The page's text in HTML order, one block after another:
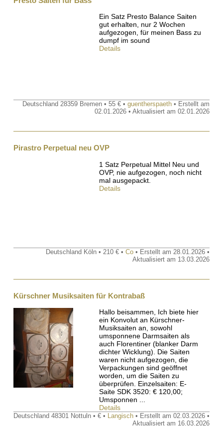
Ein Satz Presto Balance Saiten
gut erhalten, nur 2 Wochen
aufgezogen, für meinen Bass zu
dumpf im sound
Details
Deutschland 28359 Bremen • 55 € • guentherspaeth • Erstellt am
02.01.2026 • Aktualisiert am 02.01.2026
Pirastro Perpetual neu OVP
1 Satz Perpetual Mittel Neu und
OVP, nie aufgezogen, noch nicht
mal ausgepackt.
Details
Deutschland Köln • 210 € • Co • Erstellt am 28.01.2026 •
Aktualisiert am 13.03.2026
Kürschner Musiksaiten für Kontrabaß
Hallo beisammen, Ich biete hier
ein Konvolut an Kürschner-
Musiksaiten an, sowohl
umsponnene Darmsaiten als
auch Florentiner (blanker Darm
dichter Wicklung). Die Saiten
waren nicht aufgezogen, die
Verpackungen sind geöffnet
worden, um die Saiten zu
überprüfen. Einzelsaiten: E-
Saite SDK 3520: € 120,00;
Umsponnen ...
Details
Deutschland 48301 Nottuln • € • Langisch • Erstellt am 02.03.2026 •
Aktualisiert am 16.03.2026